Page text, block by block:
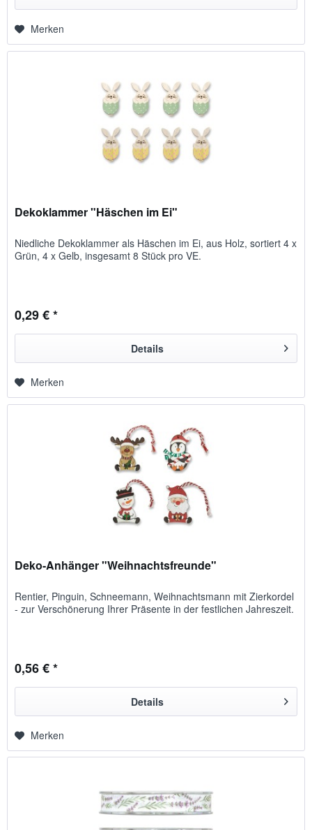
Merken
Dekoklammer "Häschen im Ei"
Nied­liche Deko­klam­mer als Häschen im Ei, aus Holz, sortiert 4 x
Grün, 4 x Gelb, ins­ge­samt 8 Stück pro VE.
0,29 € *
Details
Merken
Deko-Anhänger "Weihnachtsfreunde"
Rentier, Pinguin, Schnee­mann, Weihnachts­mann mit Zierkordel
- zur Verschönerung Ihrer Präsente in der festlichen Jahreszeit.
0,56 € *
Details
Merken